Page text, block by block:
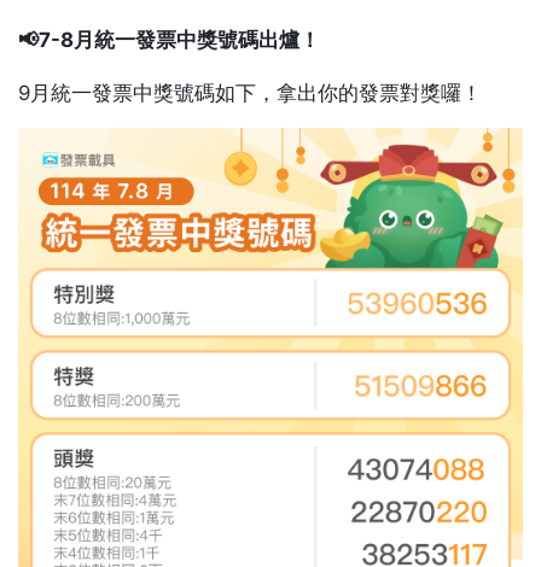
📢7-8月統一發票中獎號碼出爐！
9月統一發票中獎號碼如下，拿出你的發票對獎囉！